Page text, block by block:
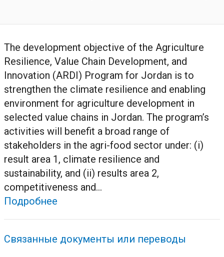
The development objective of the Agriculture
Resilience, Value Chain Development, and
Innovation (ARDI) Program for Jordan is to
strengthen the climate resilience and enabling
environment for agriculture development in
selected value chains in Jordan. The program’s
activities will benefit a broad range of
stakeholders in the agri-food sector under: (i)
result area 1, climate resilience and
sustainability, and (ii) results area 2,
competitiveness and...
Подробнее
Связанные документы или переводы